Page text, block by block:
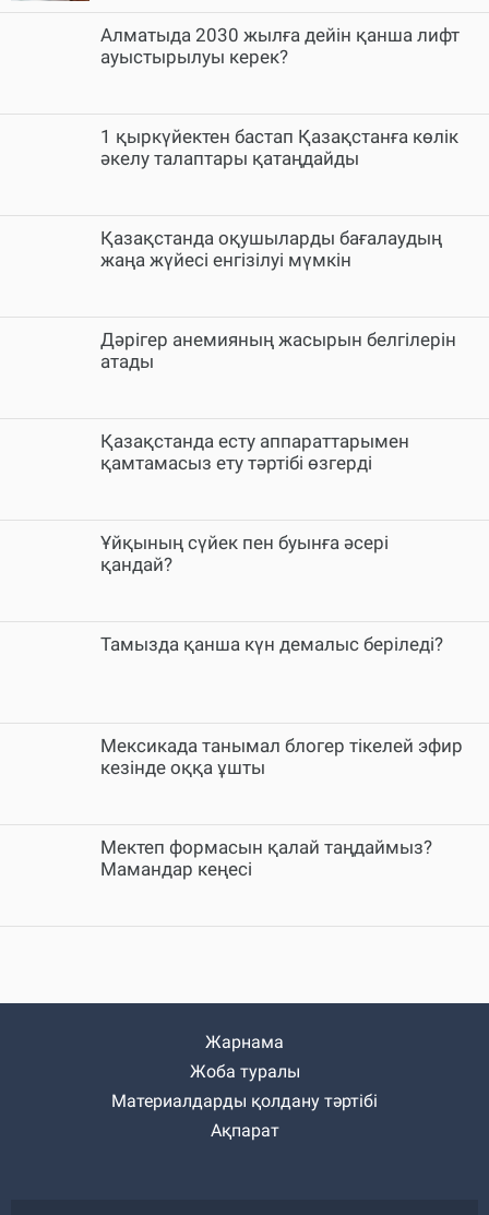
Алматыда 2030 жылға дейін қанша лифт
ауыстырылуы керек?
1 қыркүйектен бастап Қазақстанға көлік
әкелу талаптары қатаңдайды
Қазақстанда оқушыларды бағалаудың
жаңа жүйесі енгізілуі мүмкін
Дәрігер анемияның жасырын белгілерін
атады
Қазақстанда есту аппараттарымен
қамтамасыз ету тәртібі өзгерді
Ұйқының сүйек пен буынға әсері
қандай?
Тамызда қанша күн демалыс беріледі?
Мексикада танымал блогер тікелей эфир
кезінде оққа ұшты
Мектеп формасын қалай таңдаймыз?
Мамандар кеңесі
Жарнама
Жоба туралы
Материалдарды қолдану тәртібі
Ақпарат